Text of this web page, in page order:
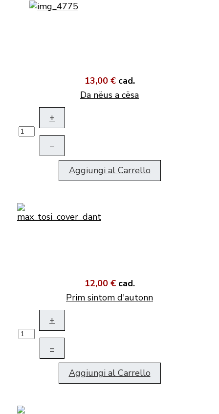
13,00 € cad.
Da nëus a cësa
+
–
Aggiungi al Carrello
12,00 € cad.
Prim sintom d'autonn
+
–
Aggiungi al Carrello